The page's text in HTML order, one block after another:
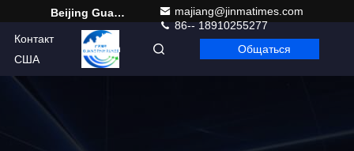
Beijing Guangtian Runze Technology Co., Ltd.
majiang@jinmatimes.com
86-- 18910255277
Контакт
США
Russian Общаться